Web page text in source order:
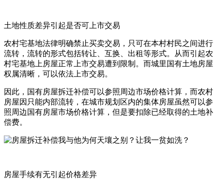
土地性质差异引起是否可上市交易
农村宅基地法律明确禁止买卖交易，只可在本村村民之间进行
流转，流转的形式包括转让、互换、出租等形式。从而引起农
村宅基地上房屋正常上市交易遭到限制。而城里国有土地房屋
权属清晰，可以依法上市交易。
因此，国有房屋拆迁补偿可以参照周边市场价格计算，而农村
房屋因只能内部流转，在城市规划区内的集体房屋虽然可以参
照周边国有房屋市场价格计算，但是要扣除已经取得的土地补
偿费。
房屋手续有无引起价格差异